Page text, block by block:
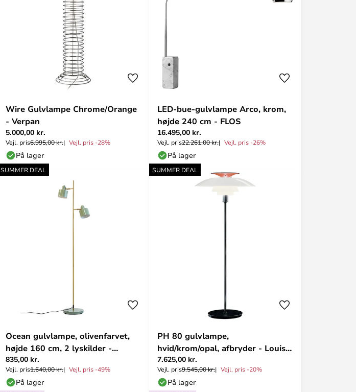
Wire Gulvlampe Chrome/Orange
- Verpan
5.000,00 kr.
Vejl. pris6.995,00 kr. Vejl. pris -28%
På lager
LED-bue-gulvlampe Arco, krom,
højde 240 cm - FLOS
16.495,00 kr.
Vejl. pris22.261,00 kr. Vejl. pris -26%
På lager
SUMMER DEAL
Ocean gulvlampe, olivenfarvet,
højde 160 cm, 2 lyskilder -
Dyberg Larsen
835,00 kr.
Vejl. pris1.640,00 kr. Vejl. pris -49%
På lager
SUMMER DEAL
PH 80 gulvlampe,
hvid/krom/opal, afbryder - Louis
Poulsen
7.625,00 kr.
Vejl. pris9.545,00 kr. Vejl. pris -20%
På lager